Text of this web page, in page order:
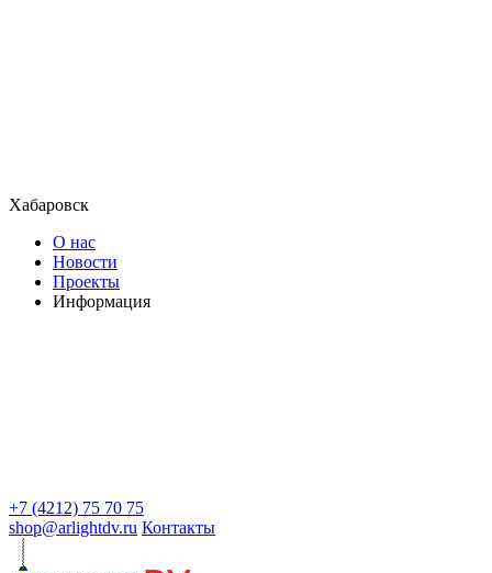
Хабаровск
О нас
Новости
Проекты
Информация
+7 (4212) 75 70 75
shop@arlightdv.ru Контакты